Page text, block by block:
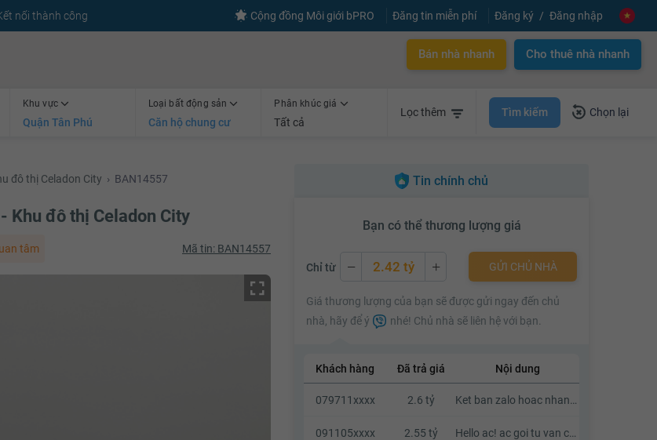
nối thành công Cộng đồng Môi giới bPRO Đăng tin miễn phí Đăng ký Đăng nhập
Bán nhà nhanh Cho thuê nhà nhanh
Khu vực
Quận Tân Phú
Loại bất động sản
Căn hộ chung cư
Phân khúc giá
Tất cả
Lọc thêm Tìm kiếm Chọn lại
đô thị Celadon City › BAN14557
Khu đô thị Celadon City
tâm Mã tin: BAN14557
Tin chính chủ
Bạn có thể thương lượng giá
Chỉ từ 2.42 tỷ
2.42 tỷ
2.44 tỷ
2.48 tỷ
2.52 tỷ
GỬI CHỦ NHÀ
Giá thương lượng của bạn sẽ được gửi ngay đến chủ
nhà, hãy để ý
nhé! Chủ nhà sẽ liên hệ với bạn.
Khách hàng Đã trả giá Nội dung
079711xxxx 2.6 tỷ Ket ban zalo hoac nhan tin a. Khong goi nhaa vi toi kha ban
091105xxxx 2.55 tỷ Hello ac! ac goi tu van cho em ve can o nay voi a, em cam on.